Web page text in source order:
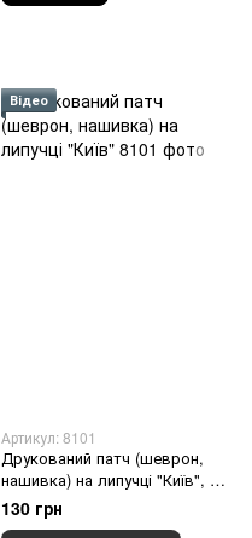
Відео
Артикул: 8101
Друкований патч (шеврон,
нашивка) на липучці "Київ", 85
х 120 мм
130 грн